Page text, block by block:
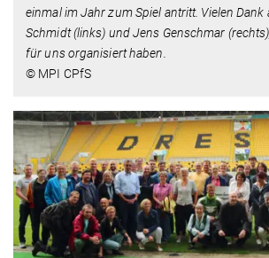
einmal im Jahr zum Spiel antritt. Vielen Dank
Schmidt (links) und Jens Genschmar
für uns organisiert haben.
© MPI CPfS